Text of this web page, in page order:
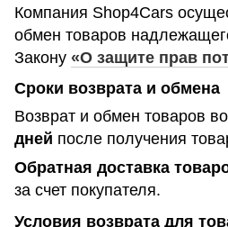
Компания Shop4Cars
обмен товаров
Закону «О защите прав
Сроки возврата и обмена
Возврат и обмен товаров
дней после получения
Обратная доставка
за счет покупателя.
Условия возврата для